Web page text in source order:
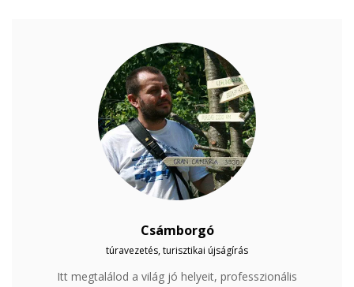
Csámborgó
túravezetés, turisztikai újságírás
Itt megtalálod a világ jó helyeit, professzionális